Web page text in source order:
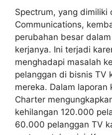
Spectrum, yang dimiliki
Communications,
perubahan besar
kerjanya. Ini terjadi
menghadapi masalah
pelanggan di bisnis TV
mereka. Dalam laporan
Charter
kehilangan 120.000
60.000 pelanggan TV